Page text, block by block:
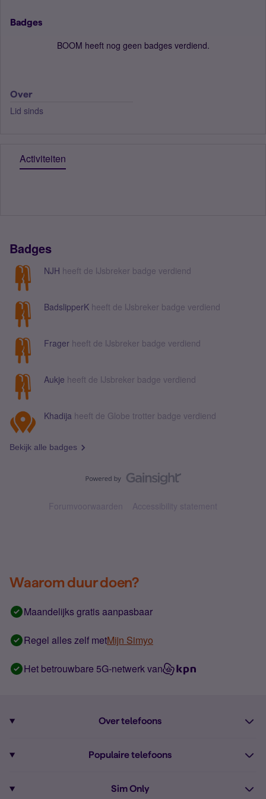
Badges
BOOM heeft nog geen badges verdiend.
Over
Lid sinds
Activiteiten
Badges
NJH heeft de IJsbreker badge verdiend
BadslipperK heeft de IJsbreker badge verdiend
Frager heeft de IJsbreker badge verdiend
Aukje heeft de IJsbreker badge verdiend
Khadija heeft de Globe trotter badge verdiend
Bekijk alle badges
Forumvoorwaarden Accessibility statement
Waarom duur doen?
Maandelijks gratis aanpasbaar
Regel alles zelf metMijn Simyo
Het betrouwbare 5G-netwerk van
Over telefoons
Alle telefoons
Populaire telefoons
Sim Only